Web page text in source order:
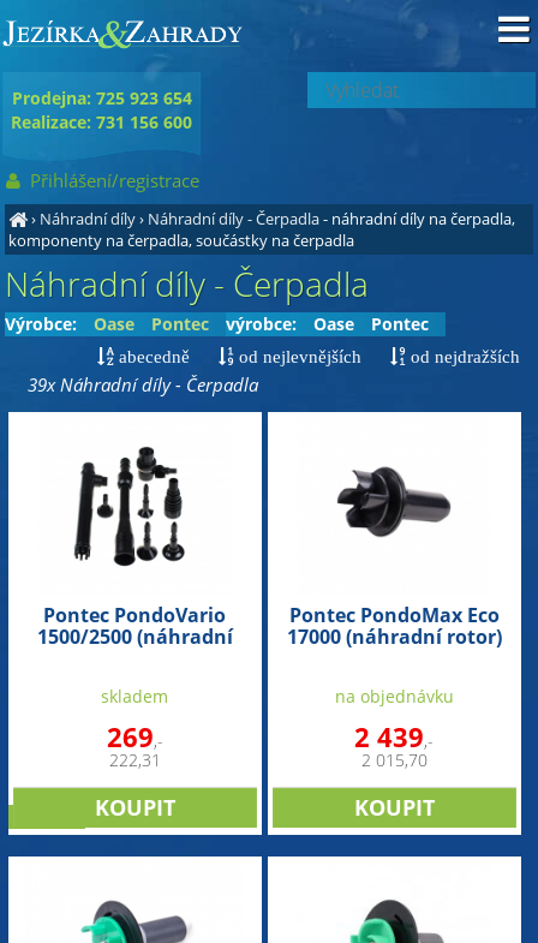
› Náhradní díly› Náhradní díly - Čerpadla- náhradní díly na čerpadla,
komponenty na čerpadla, součástky na čerpadla
Náhradní díly - Čerpadla
Výrobce: Oase Pontec výrobce: Oase Pontec
abecedně od nejlevnějších od nejdražších
39x Náhradní díly - Čerpadla
Pontec PondoVario
1500/2500 (náhradní
skladem
269,-
222,31
Pontec PondoMax Eco
17000 (náhradní rotor)
na objednávku
2 439,-
2 015,70
Prodejna: 725 923 654
Realizace: 731 156 600
Přihlášení/registrace